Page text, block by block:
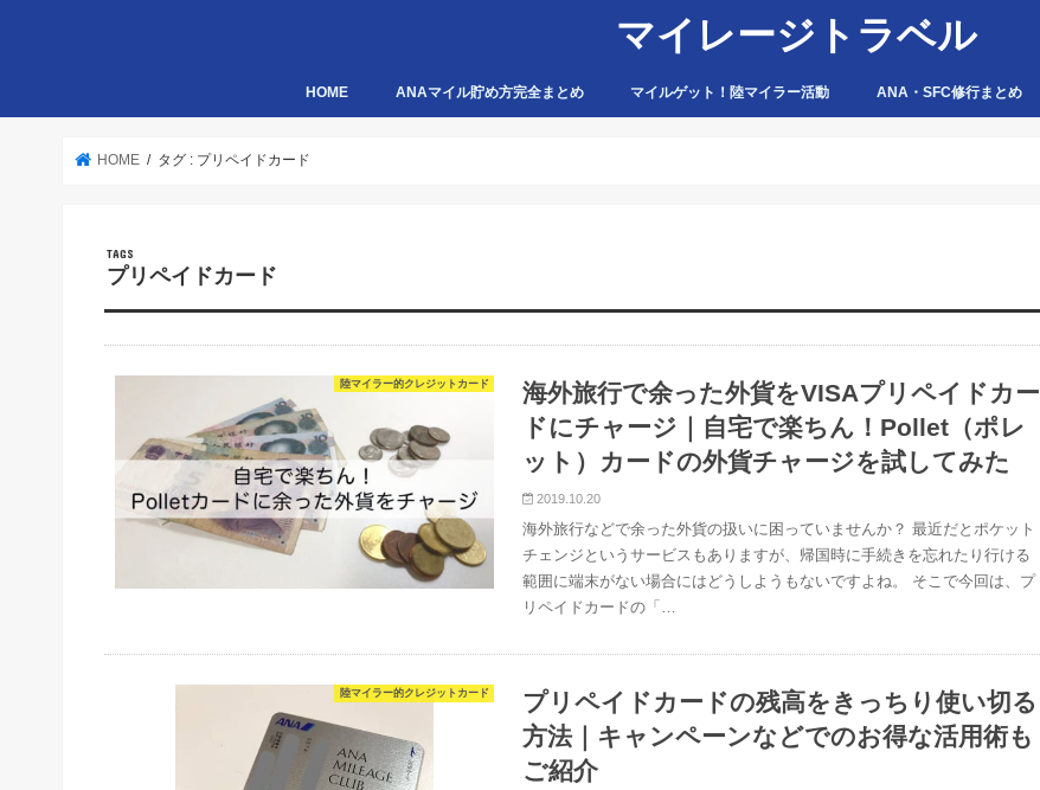
マイレージトラベル
HOME ANAマイル貯め方完全まとめ マイルゲット！陸マイラー活動 ANA・SFC修行まとめ
HOME タグ : プリペイドカード
プリペイドカード
陸マイラー的クレジットカード
海外旅行で余った外貨をVISAプリペイドカー
ドにチャージ｜自宅で楽ちん！Pollet（ポレ
ット）カードの外貨チャージを試してみた
2019.10.20
海外旅行などで余った外貨の扱いに困っていませんか？ 最近だとポケット
チェンジというサービスもありますが、帰国時に手続きを忘れたり行ける
範囲に端末がない場合にはどうしようもないですよね。 そこで今回は、プ
リペイドカードの「…
陸マイラー的クレジットカード
プリペイドカードの残高をきっちり使い切る
方法｜キャンペーンなどでのお得な活用術も
ご紹介